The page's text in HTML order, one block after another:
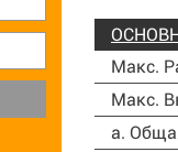
Макс.
Макс.
a.